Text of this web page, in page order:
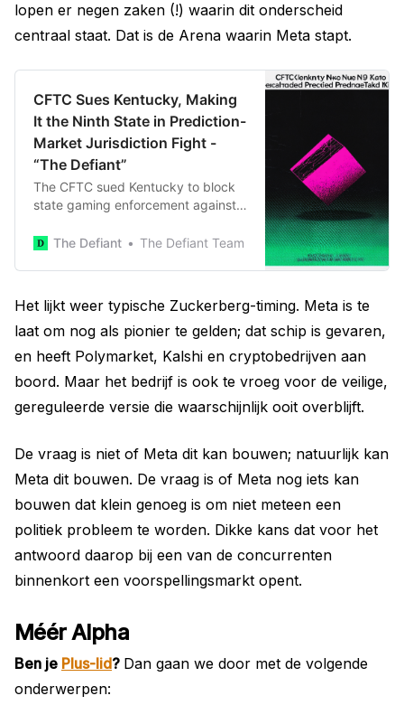
lopen er negen zaken (!) waarin dit onderscheid
centraal staat. Dat is de Arena waarin Meta stapt.
CFTC Sues Kentucky, Making
It the Ninth State in Prediction-
Market Jurisdiction Fight -
“The Defiant”
The CFTC sued Kentucky to block
state gaming enforcement against
its campaign to nine states. The
The Defiant The Defiant Team
Het lijkt weer typische Zuckerberg-timing. Meta is te
laat om nog als pionier te gelden; dat schip is gevaren,
en heeft Polymarket, Kalshi en cryptobedrijven aan
boord. Maar het bedrijf is ook te vroeg voor de veilige,
gereguleerde versie die waarschijnlijk ooit overblijft.
De vraag is niet of Meta dit kan bouwen; natuurlijk kan
Meta dit bouwen. De vraag is of Meta nog iets kan
bouwen dat klein genoeg is om niet meteen een
politiek probleem te worden. Dikke kans dat voor het
antwoord daarop bij een van de concurrenten
binnenkort een voorspellingsmarkt opent.
Méér Alpha
Ben je Plus-lid? Dan gaan we door met de volgende
onderwerpen: